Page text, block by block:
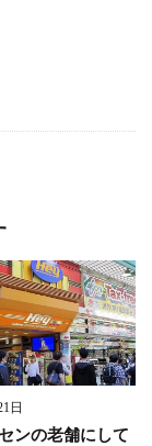
日
ンの老舗にして